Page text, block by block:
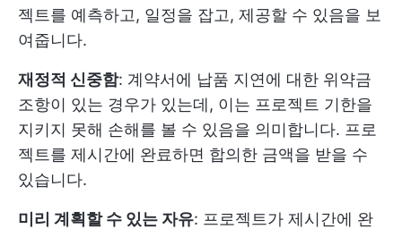
젝트를 예측하고, 일정을 잡고, 제공할 수 있음을 보
여줍니다.
재정적 신중함: 계약서에 납품 지연에 대한 위약금
조항이 있는 경우가 있는데, 이는 프로젝트 기한을
지키지 못해 손해를 볼 수 있음을 의미합니다. 프로
젝트를 제시간에 완료하면 합의한 금액을 받을 수
있습니다.
미리 계획할 수 있는 자유: 프로젝트가 제시간에 완